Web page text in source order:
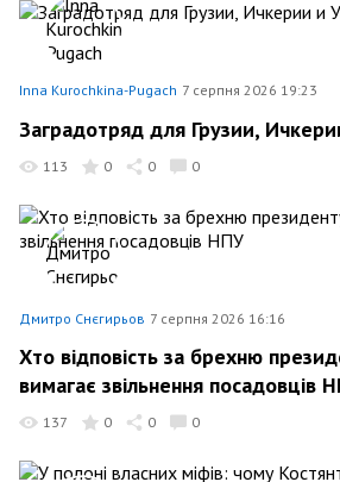
Inna Kurochkina-Pugach 7 серпня 2026 19:23
Заградотряд для Грузии,
113 0 0 0
Дмитро Снєгирьов 7 серпня 2026 16:16
Хто відповість за брехню
вимагає звільнення посадовців
137 0 0 0